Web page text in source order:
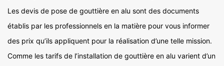
Les devis de pose de gouttière en alu sont des documents
établis par les professionnels en la matière pour vous informer
des prix qu’ils appliquent pour la réalisation d’une telle mission.
Comme les tarifs de l’installation de gouttière en alu varient d’un